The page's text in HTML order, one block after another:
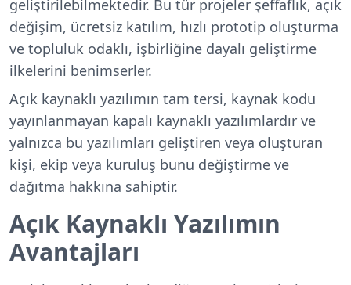
geliştirilebilmektedir. Bu tür projeler şeffaflık, açık
değişim, ücretsiz katılım, hızlı prototip oluşturma
ve topluluk odaklı, işbirliğine dayalı geliştirme
ilkelerini benimserler.
Açık kaynaklı yazılımın tam tersi, kaynak kodu
yayınlanmayan kapalı kaynaklı yazılımlardır ve
yalnızca bu yazılımları geliştiren veya oluşturan
kişi, ekip veya kuruluş bunu değiştirme ve
dağıtma hakkına sahiptir.
Açık Kaynaklı Yazılımın
Avantajları